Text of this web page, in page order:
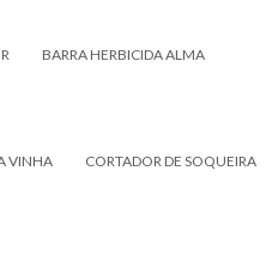
BARRA HERBICIDA ALMA
VINHA CORTADOR DE SOQUEIRA